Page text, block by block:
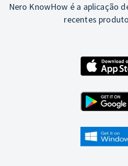
Nero KnowHow é a aplicação
recentes